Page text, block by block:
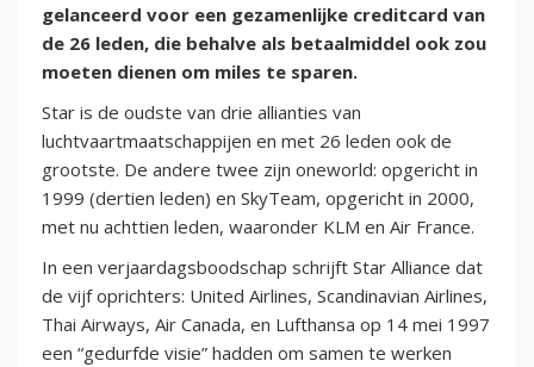
gelanceerd voor een gezamenlijke creditcard van
de 26 leden, die behalve als betaalmiddel ook zou
moeten dienen om miles te sparen.
Star is de oudste van drie allianties van
luchtvaartmaatschappijen en met 26 leden ook de
grootste. De andere twee zijn oneworld: opgericht in
1999 (dertien leden) en SkyTeam, opgericht in 2000,
met nu achttien leden, waaronder KLM en Air France.
In een verjaardagsboodschap schrijft Star Alliance dat
de vijf oprichters: United Airlines, Scandinavian Airlines,
Thai Airways, Air Canada, en Lufthansa op 14 mei 1997
een “gedurfde visie” hadden om samen te werken